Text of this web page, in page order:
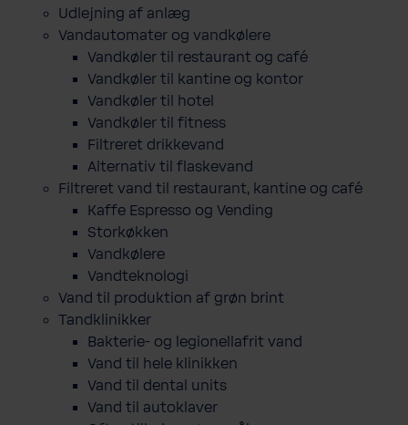
Udlejning af anlæg
Vandautomater og vandkølere
Vandkøler til restaurant og café
Vandkøler til kantine og kontor
Vandkøler til hotel
Vandkøler til fitness
Filtreret drikkevand
Alternativ til flaskevand
Filtreret vand til restaurant, kantine og café
Kaffe Espresso og Vending
Storkøkken
Vandkølere
Vandteknologi
Vand til produktion af grøn brint
Tandklinikker
Bakterie-​ og legio­nel­lafrit vand
Vand til hele klinikken
Vand til dental units
Vand til autoklaver